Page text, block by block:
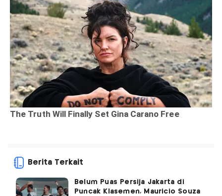
Berita Terkait
Belum Puas Persija Jakarta di
Puncak Klasemen, Mauricio Souza